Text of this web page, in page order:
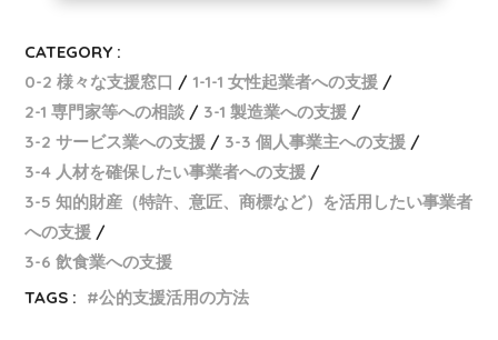
CATEGORY :
0-2 様々な支援窓口
1-1-1 女性起業者への支援
2-1 専門家等への相談
3-1 製造業への支援
3-2 サービス業への支援
3-3 個人事業主への支援
3-4 人材を確保したい事業者への支援
3-5 知的財産（特許、意匠、商標など）を活用したい事業者
への支援
3-6 飲食業への支援
TAGS :
公的支援活用の方法